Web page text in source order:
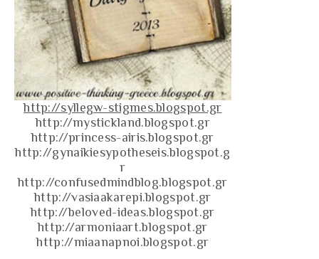
http://syllegw-stigmes.blogspot.gr
http://mystickland.blogspot.gr
http://princess-airis.blogspot.gr
http://gynaikiesypotheseis.blogspot.g
r
http://confusedmindblog.blogspot.gr
http://vasiaakarepi.blogspot.gr
http://beloved-ideas.blogspot.gr
http://armoniaart.blogspot.gr
http://miaanapnoi.blogspot.gr